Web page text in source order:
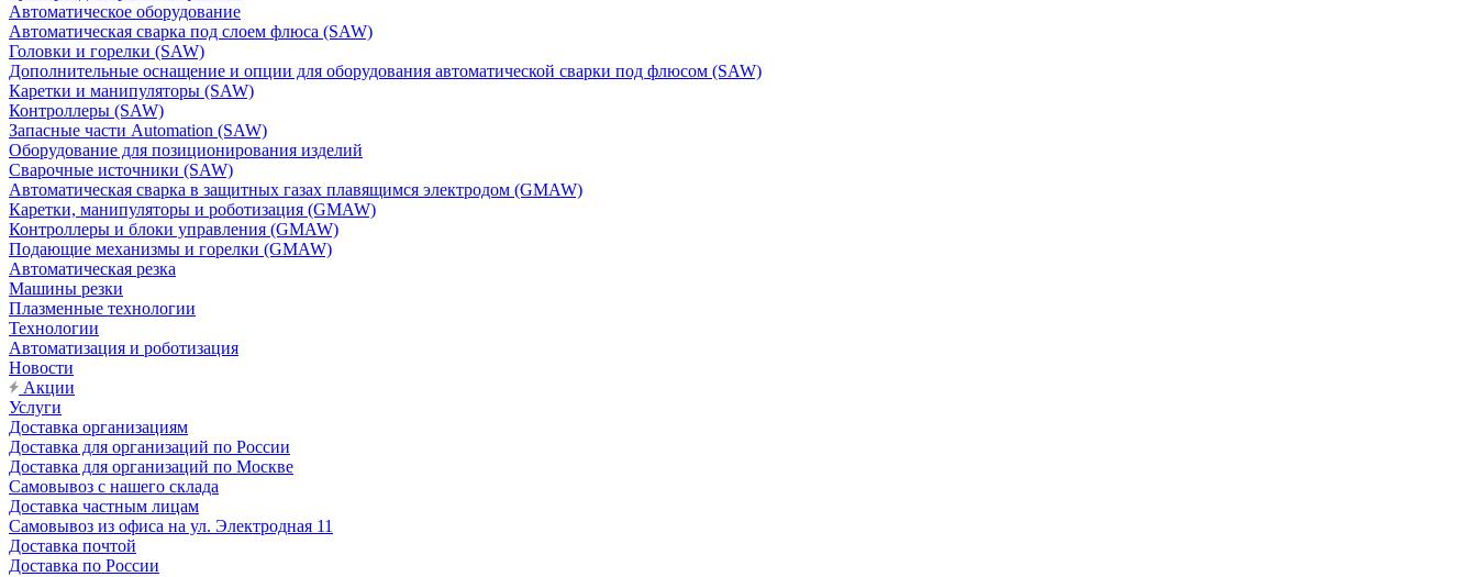
Автоматическое оборудование
Автоматическая сварка под слоем флюса (SAW)
Головки и горелки (SAW)
Дополнительные оснащение и опции для оборудования автоматической сварки под флюсом (SAW)
Каретки и манипуляторы (SAW)
Контроллеры (SAW)
Запасные части Automation (SAW)
Оборудование для позиционирования изделий
Сварочные источники (SAW)
Автоматическая сварка в защитных газах плавящимся электродом (GMAW)
Каретки, манипуляторы и роботизация (GMAW)
Контроллеры и блоки управления (GMAW)
Подающие механизмы и горелки (GMAW)
Автоматическая резка
Машины резки
Плазменные технологии
Технологии
Автоматизация и роботизация
Новости
Акции
Услуги
Доставка организациям
Доставка для организаций по России
Доставка для организаций по Москве
Самовывоз с нашего склада
Доставка частным лицам
Самовывоз из офиса на ул. Электродная 11
Доставка почтой
Доставка по России